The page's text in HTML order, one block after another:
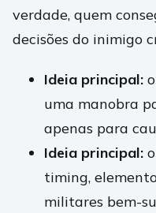
verdade, quem
decisões do inimigo
Ideia principal:
uma manobra
apenas para
Ideia principal:
timing,
militares bem-